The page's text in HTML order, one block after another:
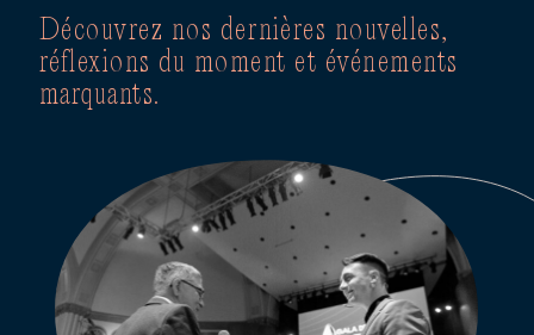
Découvrez nos dernières nouvelles,
réflexions du moment et événements
marquants.